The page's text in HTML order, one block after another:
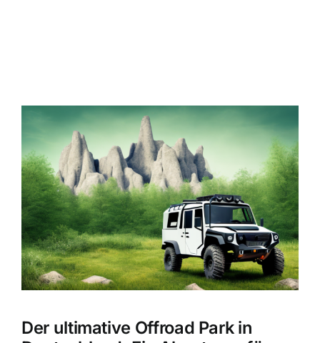
Zeige
grösseres
Bild
Der ultimative Offroad Park in